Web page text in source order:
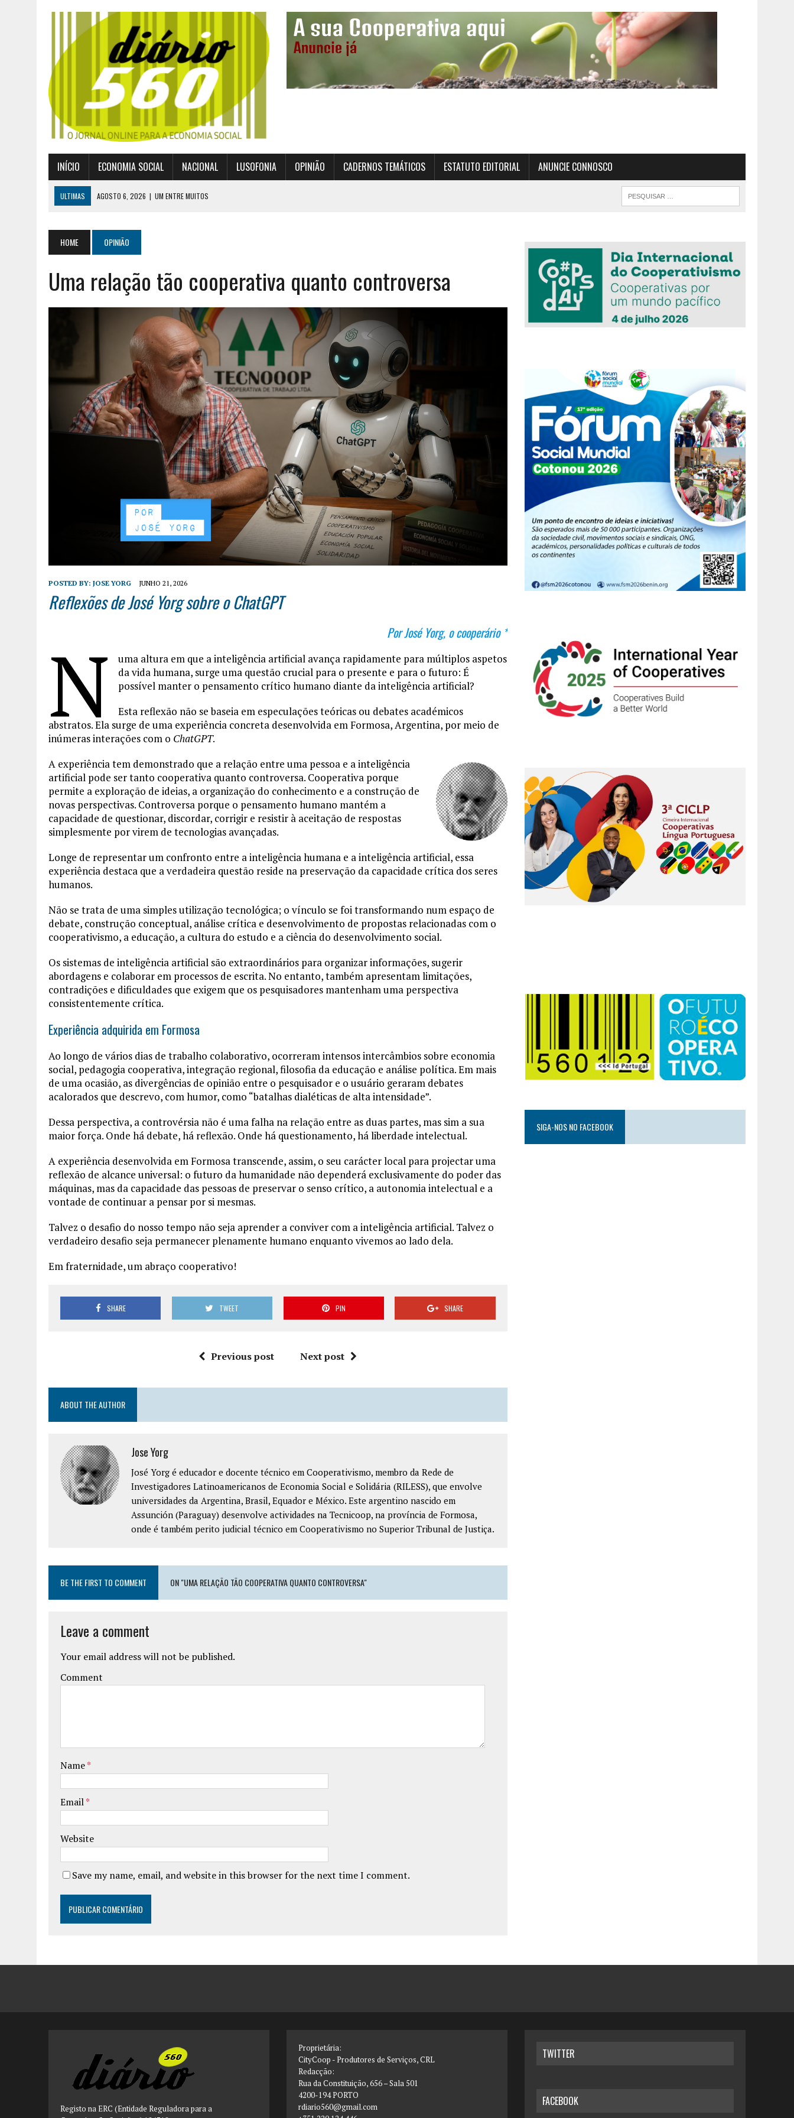
INÍCIO ECONOMIA SOCIAL NACIONAL LUSOFONIA OPINIÃO CADERNOS TEMÁTICOS ESTATUTO EDITORIAL ANUNCIE CONNOSCO
ULTIMAS AGOSTO 6, 2026 | UM ENTRE MUITOS
PUBLICADO POR DECRETO-LEI NOVO ENQUADRAMENTO INSTITUCIONAL DA SUPERVISÃO COOPERATIVA
JULHO 30, 2026 | CASES DIVULGA ÚLTIMOS NÚMEROS DA DIGITALIZAÇÃO DAS COOPERATIVAS CREDENCIADAS
AGOSTO 8, 2026
EXPROPRIAÇÕES MUNICIPAIS: GRANDES PODERES EXIGEM GRANDES RESPONSABILIDADES
HOME OPINIÃO
Uma relação tão cooperativa quanto controversa
POSTED BY: JOSE YORG JUNHO 21, 2026
Reflexões de José Yorg sobre o ChatGPT
Por José Yorg, o cooperário *
N
uma altura em que a inteligência artificial avança rapidamente para múltiplos aspetos
da vida humana, surge uma questão crucial para o presente e para o futuro: É
possível manter o pensamento crítico humano diante da inteligência artificial?
Esta reflexão não se baseia em especulações teóricas ou debates académicos
abstratos. Ela surge de uma experiência concreta desenvolvida em Formosa, Argentina, por meio de
inúmeras interações com o ChatGPT.
A experiência tem demonstrado que a relação entre uma pessoa e a inteligência
artificial pode ser tanto cooperativa quanto controversa. Cooperativa porque
permite a exploração de ideias, a organização do conhecimento e a construção de
novas perspectivas. Controversa porque o pensamento humano mantém a
capacidade de questionar, discordar, corrigir e resistir à aceitação de respostas
simplesmente por virem de tecnologias avançadas.
Longe de representar um confronto entre a inteligência humana e a inteligência artificial, essa
experiência destaca que a verdadeira questão reside na preservação da capacidade crítica dos seres
humanos.
Não se trata de uma simples utilização tecnológica; o vínculo se foi transformando num espaço de
debate, construção conceptual, análise crítica e desenvolvimento de propostas relacionadas com o
cooperativismo, a educação, a cultura do estudo e a ciência do desenvolvimento social.
Os sistemas de inteligência artificial são extraordinários para organizar informações, sugerir
abordagens e colaborar em processos de escrita. No entanto, também apresentam limitações,
contradições e dificuldades que exigem que os pesquisadores mantenham uma perspectiva
consistentemente crítica.
Experiência adquirida em Formosa
Ao longo de vários dias de trabalho colaborativo, ocorreram intensos intercâmbios sobre economia
social, pedagogia cooperativa, integração regional, filosofia da educação e análise política. Em mais
de uma ocasião, as divergências de opinião entre o pesquisador e o usuário geraram debates
acalorados que descrevo, com humor, como “batalhas dialéticas de alta intensidade”.
Dessa perspectiva, a controvérsia não é uma falha na relação entre as duas partes, mas sim a sua
maior força. Onde há debate, há reflexão. Onde há questionamento, há liberdade intelectual.
A experiência desenvolvida em Formosa transcende, assim, o seu carácter local para projectar uma
reflexão de alcance universal: o futuro da humanidade não dependerá exclusivamente do poder das
máquinas, mas da capacidade das pessoas de preservar o senso crítico, a autonomia intelectual e a
vontade de continuar a pensar por si mesmas.
Talvez o desafio do nosso tempo não seja aprender a conviver com a inteligência artificial. Talvez o
verdadeiro desafio seja permanecer plenamente humano enquanto vivemos ao lado dela.
Em fraternidade, um abraço cooperativo!
SHARE TWEET PIN SHARE
Previous post Next post
ABOUT THE AUTHOR
Jose Yorg
José Yorg é educador e docente técnico em Cooperativismo, membro da Rede de
Investigadores Latinoamericanos de Economia Social e Solidária (RILESS), que envolve
universidades da Argentina, Brasil, Equador e México. Este argentino nascido em
Assunción (Paraguay) desenvolve actividades na Tecnicoop, na província de Formosa,
onde é também perito judicial técnico em Cooperativismo no Superior Tribunal de Justiça.
BE THE FIRST TO COMMENT ON "UMA RELAÇÃO TÃO COOPERATIVA QUANTO CONTROVERSA"
Leave a comment
Your email address will not be published.
Comment
Name*
Email*
Website
Save my name, email, and website in this browser for the next time I comment.
SIGA-NOS NO FACEBOOK
Registo na ERC (Entidade Reguladora para a
Proprietária:
CityCoop - Produtores de Serviços, CRL
Redacção:
Rua da Constituição, 656 – Sala 501
4200-194 PORTO
rdiario560@gmail.com
TWITTER
FACEBOOK